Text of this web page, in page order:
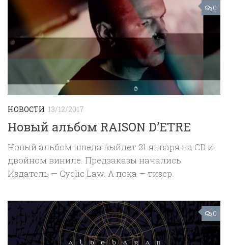
0
НОВОСТИ 13/12/2017
Новый альбом RAISON D’ETRE
Новый альбом шведа выйдет 31 января на CD и
двойном виниле. Предзаказы начались.
Издатель — Cyclic Law. А пока — тизер.
0